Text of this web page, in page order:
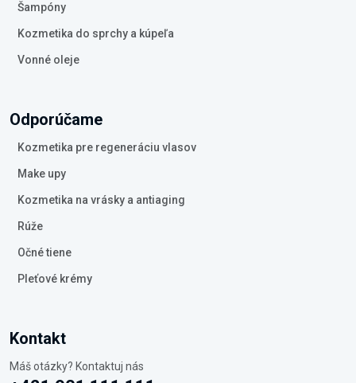
Šampóny
Kozmetika do sprchy a kúpeľa
Vonné oleje
Odporúčame
Kozmetika pre regeneráciu vlasov
Make upy
Kozmetika na vrásky a antiaging
Rúže
Očné tiene
Pleťové krémy
Kontakt
Máš otázky? Kontaktuj nás